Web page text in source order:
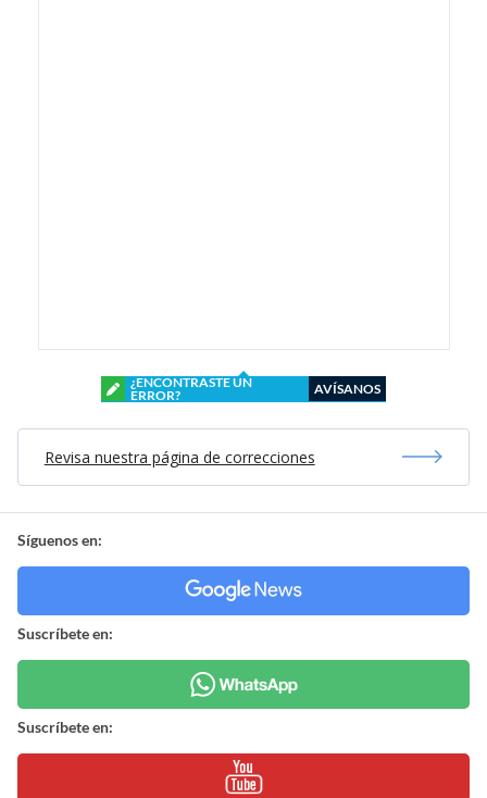
¿ENCONTRASTE UN
ERROR?
AVÍSANOS
Revisa nuestra página de correcciones
Síguenos en:
Suscríbete en:
Suscríbete en: